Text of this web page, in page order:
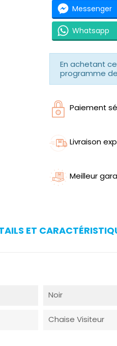
Messenger
Whatsapp
En achetant
programme
Paiement
Livraison
Meilleur
ET
Noir
Chaise Visiteur